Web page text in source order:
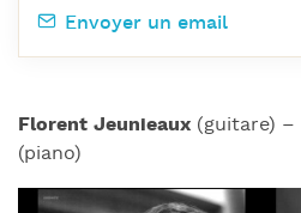
Florent Jeunieaux (guitare) –
(piano)
Envoyer un email